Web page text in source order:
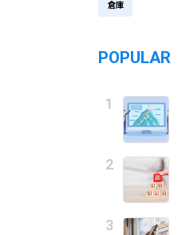
倉庫
POPULAR